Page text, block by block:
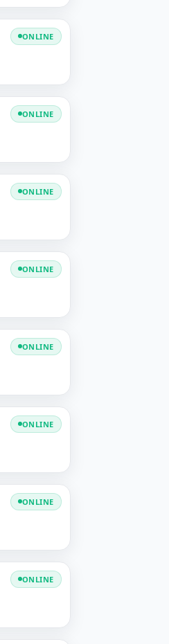
ONLINE
ONLINE
ONLINE
ONLINE
ONLINE
ONLINE
ONLINE
ONLINE